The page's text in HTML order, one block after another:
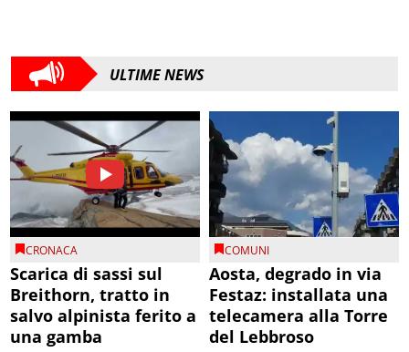
ULTIME NEWS
CRONACA
Scarica di sassi sul
Breithorn, tratto in
salvo alpinista ferito a
una gamba
COMUNI
Aosta, degrado in via
Festaz: installata una
telecamera alla Torre
del Lebbroso